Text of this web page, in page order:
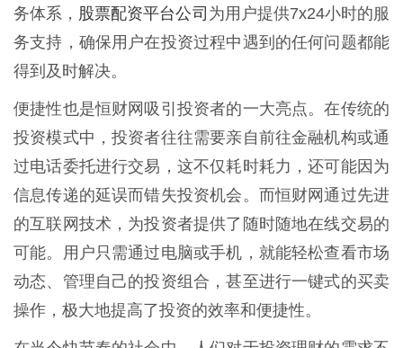
务体系， 股票配资平台公司 为用户提供7x24小时的服
务支持，确保用户在投资过程中遇到的任何问题都能
得到及时解决。
便捷性也是恒财网吸引投资者的一大亮点。在传统的
投资模式中，投资者往往需要亲自前往金融机构或通
过电话委托进行交易，这不仅耗时耗力，还可能因为
信息传递的延误而错失投资机会。而恒财网通过先进
的互联网技术，为投资者提供了随时随地在线交易的
可能。用户只需通过电脑或手机，就能轻松查看市场
动态、管理自己的投资组合，甚至进行一键式的买卖
操作，极大地提高了投资的效率和便捷性。